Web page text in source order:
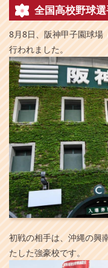
全国高校野球
8月8日、阪神甲子園球場
行われました。
初戦の相手は、沖縄の興
たした強豪校です。